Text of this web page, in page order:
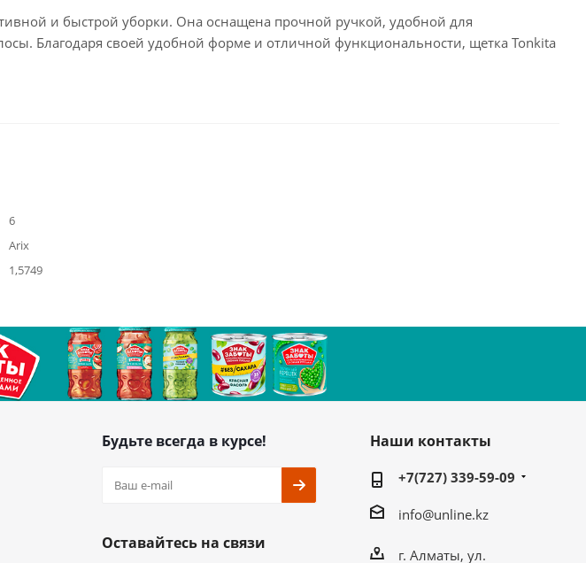
и быстрой уборки. Она оснащена прочной ручкой, удобной для
Благодаря своей удобной форме и отличной функциональности, щетка Tonkita
6
Arix
1,5749
Будьте всегда в курсе!
Оставайтесь на связи
Наши контакты
+7(727) 339-59-09
info@unline.kz
г. Алматы, ул.